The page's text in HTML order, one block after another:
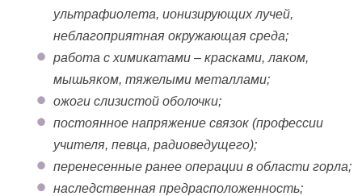
ультрафиолета, ионизирующих лучей,
неблагоприятная окружающая среда;
работа с химикатами – красками, лаком,
мышьяком, тяжелыми металлами;
ожоги слизистой оболочки;
постоянное напряжение связок (профессии
учителя, певца, радиоведущего);
перенесенные ранее операции в области горла;
наследственная предрасположенность;